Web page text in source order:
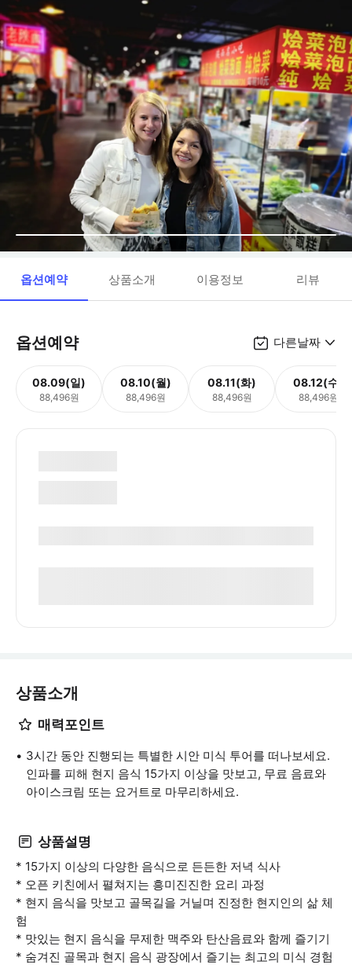
옵션예약 상품소개 이용정보 리뷰
옵션예약 다른날짜
08.09(일)
88,496원
08.10(월)
88,496원
08.11(화)
88,496원
08.12(수)
88,496원
상품소개
매력포인트
3시간 동안 진행되는 특별한 시안 미식 투어를 떠나보세요.
인파를 피해 현지 음식 15가지 이상을 맛보고, 무료 음료와
아이스크림 또는 요거트로 마무리하세요.
상품설명
* 15가지 이상의 다양한 음식으로 든든한 저녁 식사
* 오픈 키친에서 펼쳐지는 흥미진진한 요리 과정
* 현지 음식을 맛보고 골목길을 거닐며 진정한 현지인의 삶 체
험
* 맛있는 현지 음식을 무제한 맥주와 탄산음료와 함께 즐기기
* 숨겨진 골목과 현지 음식 광장에서 즐기는 최고의 미식 경험